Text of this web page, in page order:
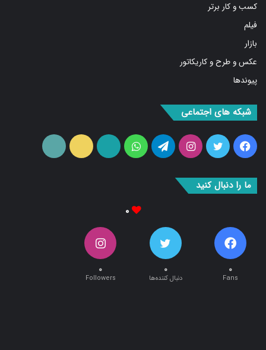
فیلم
بازار
عکس و طرح و کاریکاتور
پیوندها
فیس
بوک
توییتراینستاگرامتلگرامواتس
آپ
آپارات ایتا